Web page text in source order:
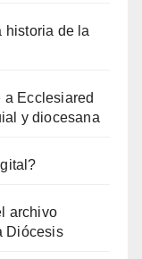
historia de la
a Ecclesiared
y diocesana
archivo
Diócesis